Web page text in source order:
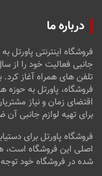
درباره ما
فروشگاه اینترنتی
تلفن های همراه آغاز
فروشگاه، پاورتل به
اقتضای زمان و نیاز
برای تهیه لوازم جانبی
فروشگاه پاورتل برای
اصلی این فروشگاه است،
شده در فروشگاه خود